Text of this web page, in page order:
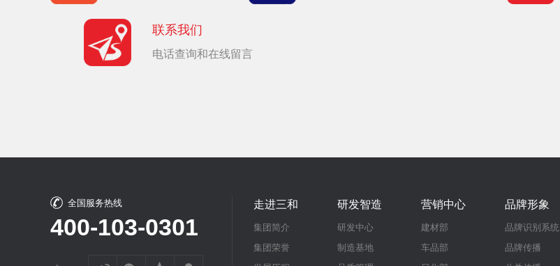
联系我们
电话查询和在线留言
全国服务热线
400-103-0301
走进三和
集团简介
集团荣誉
研发智造
研发中心
制造基地
营销中心
建材部
车品部
品牌形象
品牌识别系统
品牌传播